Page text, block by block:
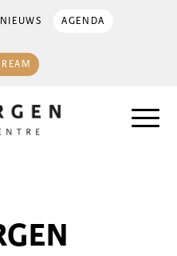
NIEUWS AGENDA